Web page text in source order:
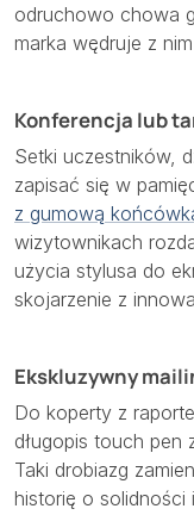
odruchowo chowa
marka wędruje z
Konferencja lub
Setki uczestników,
zapisać się w
z gumową
wizytownikach
użycia stylusa do
skojarzenie z
Ekskluzywny
Do koperty z
długopis touch pen
Taki drobiazg
historię o solidności